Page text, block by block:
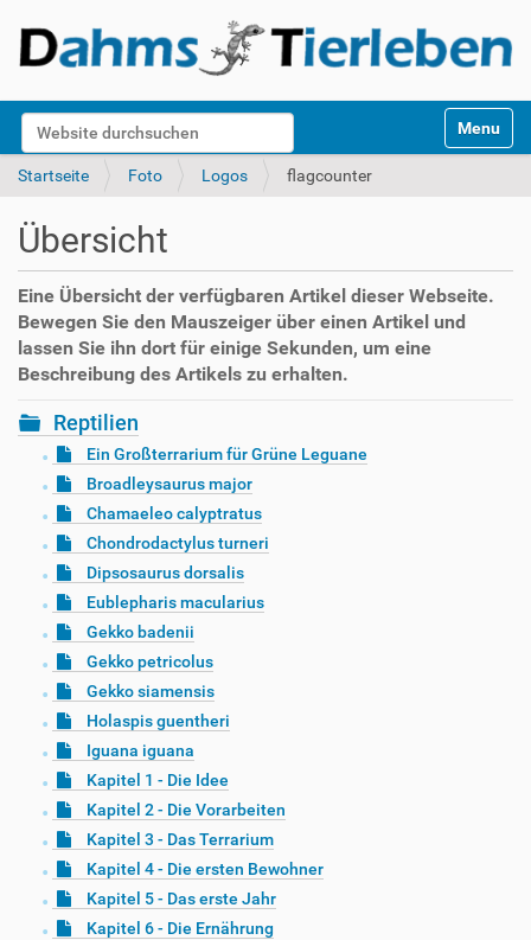
Website durchsuchen
k
Toggle
Startseite Foto Logos flagcounter
Übersicht
Eine Übersicht der verfügbaren Artikel dieser Webseite.
Bewegen Sie den Mauszeiger über einen Artikel und
lassen Sie ihn dort für einige Sekunden, um eine
Beschreibung des Artikels zu erhalten.
Reptilien
Ein Großterrarium für Grüne Leguane
Broadleysaurus major
Chamaeleo calyptratus
Chondrodactylus turneri
Dipsosaurus dorsalis
Eublepharis macularius
Gekko badenii
Gekko petricolus
Gekko siamensis
Holaspis guentheri
Iguana iguana
Kapitel 1 - Die Idee
Kapitel 2 - Die Vorarbeiten
Kapitel 3 - Das Terrarium
Kapitel 4 - Die ersten Bewohner
Kapitel 5 - Das erste Jahr
Kapitel 6 - Die Ernährung